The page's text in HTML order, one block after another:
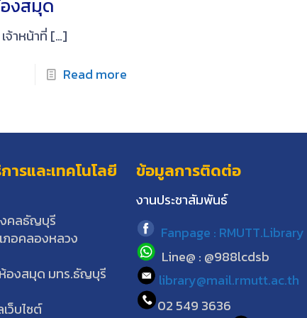
งสมุด
จ้าหน้าที่ […]
Read more
รและเทคโนโลยี
งคลธัญบุรี
ภอคลองหลวง
องสมุด มทร.ธัญบุรี
ว็บไซต์
ข้อมูลการติดต่อ
งานประชาสัมพันธ์
Fanpage : RMUTT.Library
Line@ : @988lcdsb
library@mail.rmutt.ac.th
02 549 3636